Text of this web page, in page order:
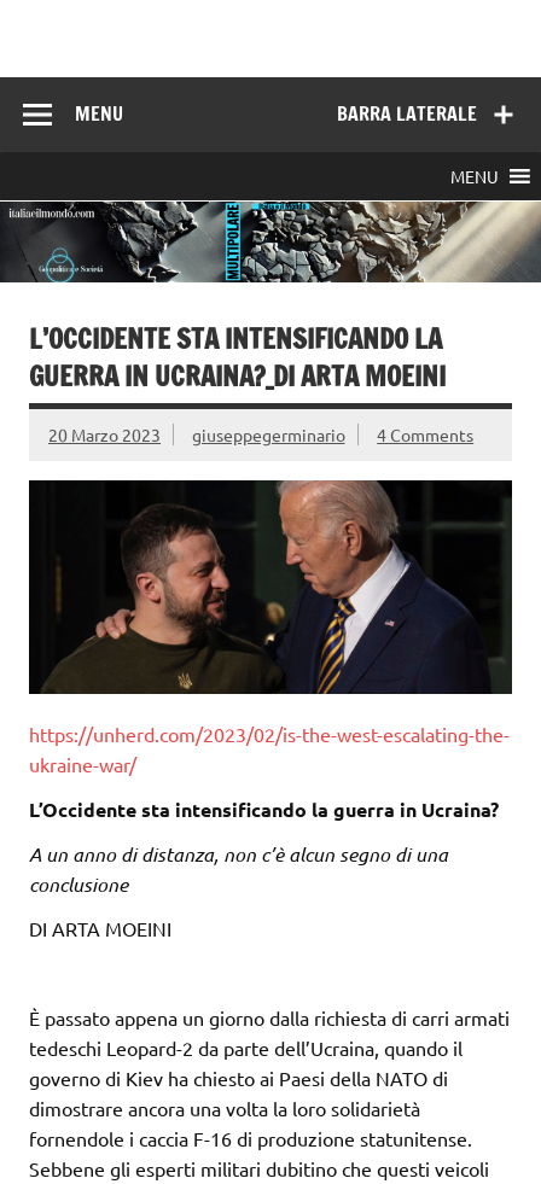
BARRA LATERALE
MENU
MENU
L’OCCIDENTE STA INTENSIFICANDO LA
GUERRA IN UCRAINA?_DI ARTA MOEINI
20 Marzo 2023 giuseppegerminario 4 Comments
https://unherd.com/2023/02/is-the-west-escalating-the-
ukraine-war/
L’Occidente sta intensificando la guerra in Ucraina?
A un anno di distanza, non c’è alcun segno di una
conclusione
DI ARTA MOEINI
È passato appena un giorno dalla richiesta di carri armati
tedeschi Leopard-2 da parte dell’Ucraina, quando il
governo di Kiev ha chiesto ai Paesi della NATO di
dimostrare ancora una volta la loro solidarietà
fornendole i caccia F-16 di produzione statunitense.
Sebbene gli esperti militari dubitino che questi veicoli